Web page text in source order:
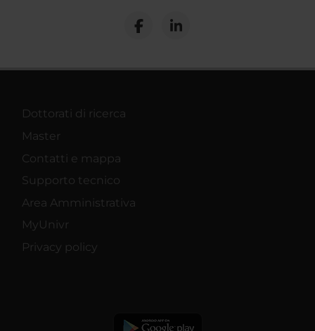
Dottorati di ricerca
Master
Contatti e mappa
Supporto tecnico
Area Amministrativa
MyUnivr
Privacy policy